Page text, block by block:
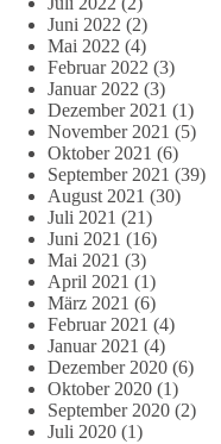
Juni 2022 (2)
Mai 2022 (4)
Februar 2022 (3)
Januar 2022 (3)
Dezember 2021 (1)
November 2021 (5)
Oktober 2021 (6)
September 2021 (39)
August 2021 (30)
Juli 2021 (21)
Juni 2021 (16)
Mai 2021 (3)
April 2021 (1)
März 2021 (6)
Februar 2021 (4)
Januar 2021 (4)
Dezember 2020 (6)
Oktober 2020 (1)
September 2020 (2)
Juli 2020 (1)